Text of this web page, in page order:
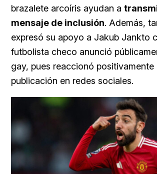
brazalete arcoíris ayudan a
mensaje de inclusión. Además,
expresó su apoyo a Jakub Jankto
futbolista checo anunció
gay, pues reaccionó positivamente
publicación en redes sociales.